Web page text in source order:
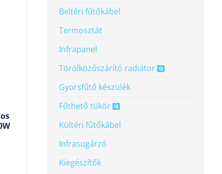
Beltéri fűtőkábel
Termosztát
Infrapanel
Törölköző­szárító radiátor
Gyorsfűtő készülék
Fűthető tükör
Kültéri fűtőkábel
Infrasugárzó
Kiegészítők